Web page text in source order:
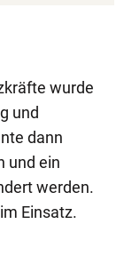
wurde
und
dann
und ein
werden.
Einsatz.